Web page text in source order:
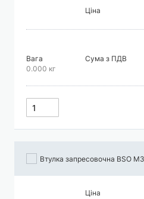
Ціна
Вага
0.000 кг
Сума з ПДВ
Втулка запресовочна BSO
Ціна